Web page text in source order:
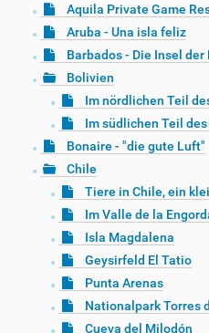
Aquila Private Game
Aruba - Una isla feliz
Barbados - Die Insel der
Bolivien
Im nördlichen Teil
Im südlichen Teil
Bonaire - "die gute Luft"
Chile
Tiere in Chile, ein
Im Valle de la
Isla Magdalena
Geysirfeld El Tatio
Punta Arenas
Nationalpark Torres
Cueva del Milodón